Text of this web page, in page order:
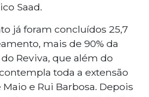
Saad.
já foram concluídos 25,7
mais de 90% da
Reviva, que além do
toda a extensão
Maio e Rui Barbosa. Depois